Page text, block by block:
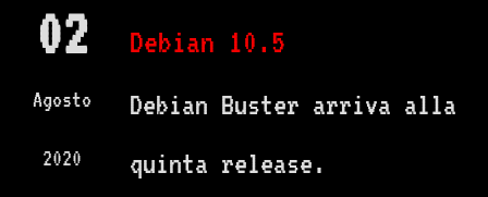
02
Agosto
2020
Debian 10.5
Debian Buster arriva alla
quinta release.